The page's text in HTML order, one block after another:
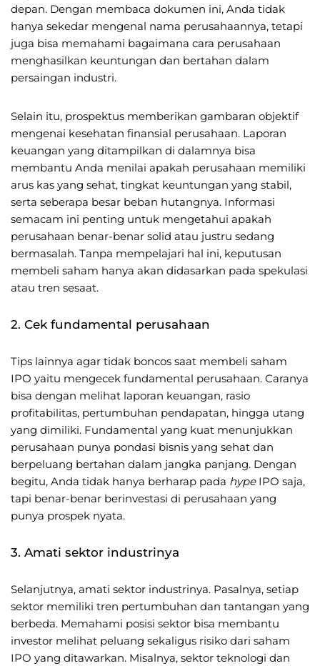
depan. Dengan membaca dokumen ini, Anda tidak
hanya sekedar mengenal nama perusahaannya, tetapi
juga bisa memahami bagaimana cara perusahaan
menghasilkan keuntungan dan bertahan dalam
persaingan industri.
Selain itu, prospektus memberikan gambaran objektif
mengenai kesehatan finansial perusahaan. Laporan
keuangan yang ditampilkan di dalamnya bisa
membantu Anda menilai apakah perusahaan memiliki
arus kas yang sehat, tingkat keuntungan yang stabil,
serta seberapa besar beban hutangnya. Informasi
semacam ini penting untuk mengetahui apakah
perusahaan benar-benar solid atau justru sedang
bermasalah. Tanpa mempelajari hal ini, keputusan
membeli saham hanya akan didasarkan pada spekulasi
atau tren sesaat.
2. Cek fundamental perusahaan
Tips lainnya agar tidak boncos saat membeli saham
IPO yaitu mengecek fundamental perusahaan. Caranya
bisa dengan melihat laporan keuangan, rasio
profitabilitas, pertumbuhan pendapatan, hingga utang
yang dimiliki. Fundamental yang kuat menunjukkan
perusahaan punya pondasi bisnis yang sehat dan
berpeluang bertahan dalam jangka panjang. Dengan
begitu, Anda tidak hanya berharap pada hypeIPO saja,
tapi benar-benar berinvestasi di perusahaan yang
punya prospek nyata.
3. Amati sektor industrinya
Selanjutnya, amati sektor industrinya. Pasalnya, setiap
sektor memiliki tren pertumbuhan dan tantangan yang
berbeda. Memahami posisi sektor bisa membantu
investor melihat peluang sekaligus risiko dari saham
IPO yang ditawarkan. Misalnya, sektor teknologi dan